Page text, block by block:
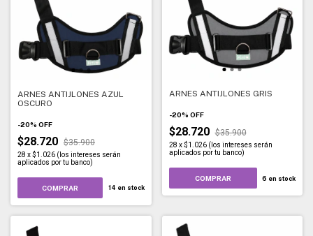
ARNES ANTIJLONES AZUL
OSCURO
-20% OFF
$28.720 $35.900
28 x$1.026 (los intereses serán
aplicados por tu banco)
COMPRAR 14 en stock
ARNES ANTIJLONES GRIS
-20% OFF
$28.720 $35.900
28 x$1.026 (los intereses serán
aplicados por tu banco)
COMPRAR 6 en stock